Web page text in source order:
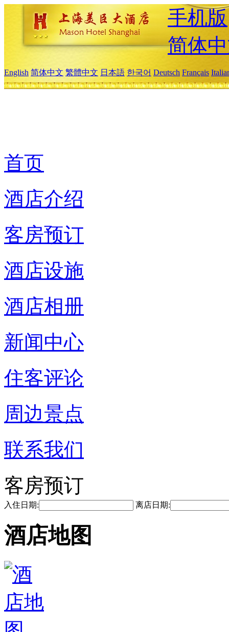
手机版
简体
English 简体中文 繁體中文 日本語 한국어 Deutsch Français
首页
酒店介绍
客房预订
酒店设施
酒店相册
新闻中心
住客评论
周边景点
联系我们
客房预订
入住日期: 离店日期:
酒店地图